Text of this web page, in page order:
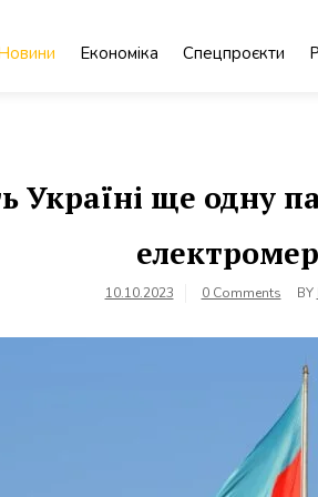
Економіка Спецпроєкти
Україні ще одну
10.10.2023 0 Comments BY